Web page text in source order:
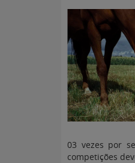
03 vezes por
competições